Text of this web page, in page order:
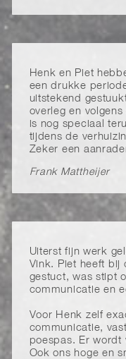
Henk en Piet
een drukke
uitstekend
overleg en
is nog speciaal
tijdens de
Zeker een
Frank Mattheijer
Uiterst fijn werk
Vink. Piet heeft bij
gestuct, was stipt
communicatie en
Voor Henk zelf
communicatie,
poespas. Er wordt
Ook ons hoge en